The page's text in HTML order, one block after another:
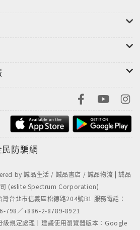
一年，Malmsteen送了一卷試
來成了1983年二月好的Guitar
在他所創立的搖滾音樂廠牌
輯中的歌曲「Hot On Your
鐘的吉他獨奏，隨後，Malmsteen
樂團主唱期間創造兩首英國單
Bonnet所組成的重金屬搖滾
曲「Island In The Sun」表現
的個人專輯。
邀請來自前衛搖滾，
Tull的鼓手Barrie Barrow，日後
防騙網
by 誠品生活 / 誠品書店 / 誠品物流 | 誠品
司 (eslite Spectrum Corporation)
台北市信義區松德路204號B1 服務電話：
798／+886-2-8789-8921
級規定處理｜建議使用瀏覽器版本：Google